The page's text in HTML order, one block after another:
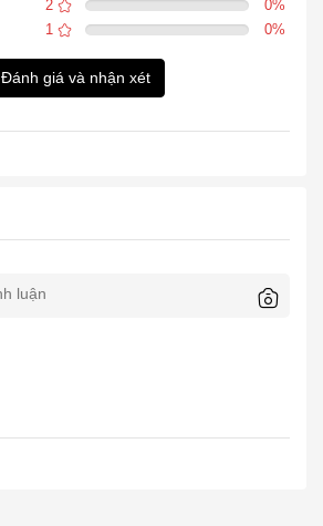
2 0%
1
0%
Đánh giá và nhận xét